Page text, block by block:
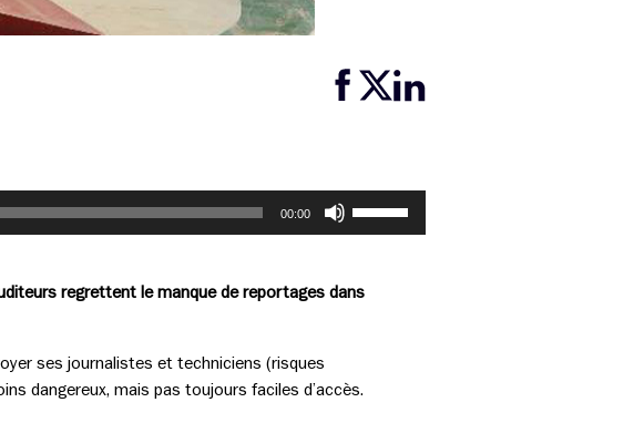
00:00
diminuer
regrettent le manque de reportages dans
ses journalistes et techniciens (risques
dangereux, mais pas toujours faciles d’accès.